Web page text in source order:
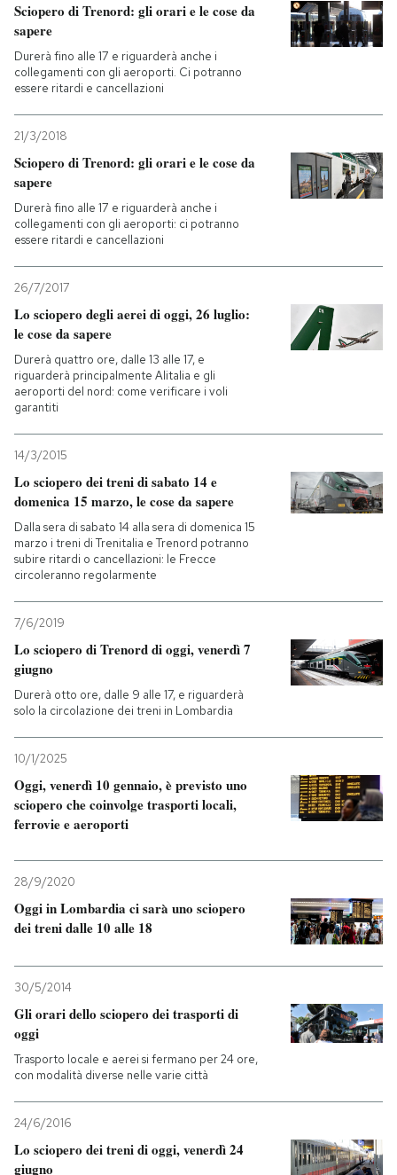
Sciopero di Trenord: gli orari e le cose da
sapere
Durerà fino alle 17 e riguarderà anche i
collegamenti con gli aeroporti. Ci potranno
essere ritardi e cancellazioni
21/3/2018
Sciopero di Trenord: gli orari e le cose da
sapere
Durerà fino alle 17 e riguarderà anche i
collegamenti con gli aeroporti: ci potranno
essere ritardi e cancellazioni
26/7/2017
Lo sciopero degli aerei di oggi, 26 luglio:
le cose da sapere
Durerà quattro ore, dalle 13 alle 17, e
riguarderà principalmente Alitalia e gli
aeroporti del nord: come verificare i voli
garantiti
14/3/2015
Lo sciopero dei treni di sabato 14 e
domenica 15 marzo, le cose da sapere
Dalla sera di sabato 14 alla sera di domenica 15
marzo i treni di Trenitalia e Trenord potranno
subire ritardi o cancellazioni: le Frecce
circoleranno regolarmente
7/6/2019
Lo sciopero di Trenord di oggi, venerdì 7
giugno
Durerà otto ore, dalle 9 alle 17, e riguarderà
solo la circolazione dei treni in Lombardia
10/1/2025
Oggi, venerdì 10 gennaio, è previsto uno
sciopero che coinvolge trasporti locali,
ferrovie e aeroporti
28/9/2020
Oggi in Lombardia ci sarà uno sciopero
dei treni dalle 10 alle 18
30/5/2014
Gli orari dello sciopero dei trasporti di
oggi
Trasporto locale e aerei si fermano per 24 ore,
con modalità diverse nelle varie città
24/6/2016
Lo sciopero dei treni di oggi, venerdì 24
giugno